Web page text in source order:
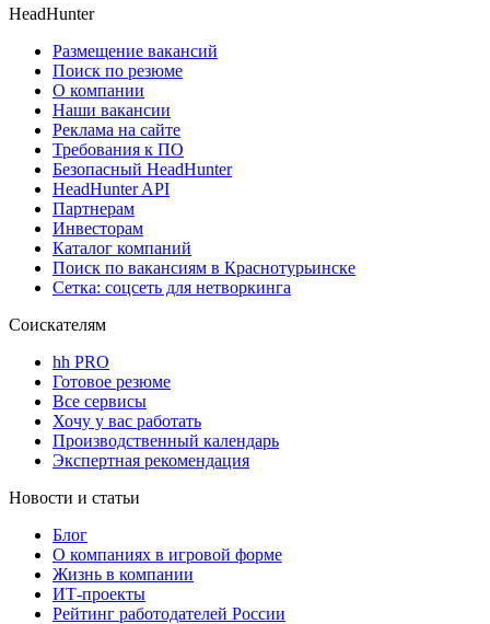
HeadHunter
Размещение вакансий
Поиск по резюме
О компании
Наши вакансии
Реклама на сайте
Требования к ПО
Безопасный HeadHunter
HeadHunter API
Партнерам
Инвесторам
Каталог компаний
Поиск по вакансиям в Краснотурьинске
Сетка: соцсеть для нетворкинга
Соискателям
hh PRO
Готовое резюме
Все сервисы
Хочу у вас работать
Производственный календарь
Экспертная рекомендация
Новости и статьи
Блог
О компаниях в игровой форме
Жизнь в компании
ИТ-проекты
Рейтинг работодателей России